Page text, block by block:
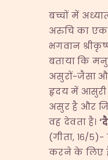
बच्चों में
अरुचि का एक
भगवान
बताया कि
असुरों-जैसा
हृदय में आसुरी
असुर है और
वह देवता है।‘
(गीता, १६/
करने के लिए